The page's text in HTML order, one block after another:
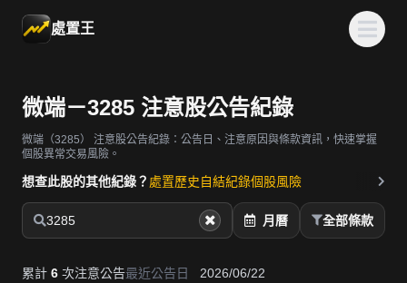
處置王
微端－3285 注意股公告紀錄
微端（3285）
注意股公告紀錄：公告日、注意原因與條款資訊，快速掌握
個股異常交易風險。
想查此股的其他紀錄？ 處置歷史自結紀錄個股風險
3285 月曆 全部條款
累計 6 次注意公告最近公告日 2026/06/22